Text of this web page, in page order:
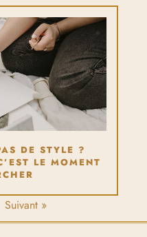
DE STYLE ?
LE MOMENT
Suivant »